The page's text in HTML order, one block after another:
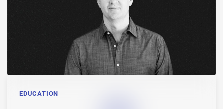
EDUCATION